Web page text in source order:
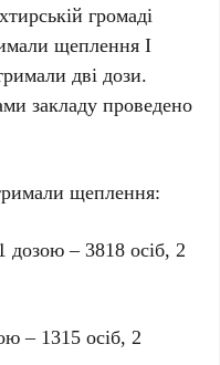
громаді
щеплення І
дві дози.
закладу проведено
щеплення:
– 3818 осіб, 2
– 1315 осіб, 2